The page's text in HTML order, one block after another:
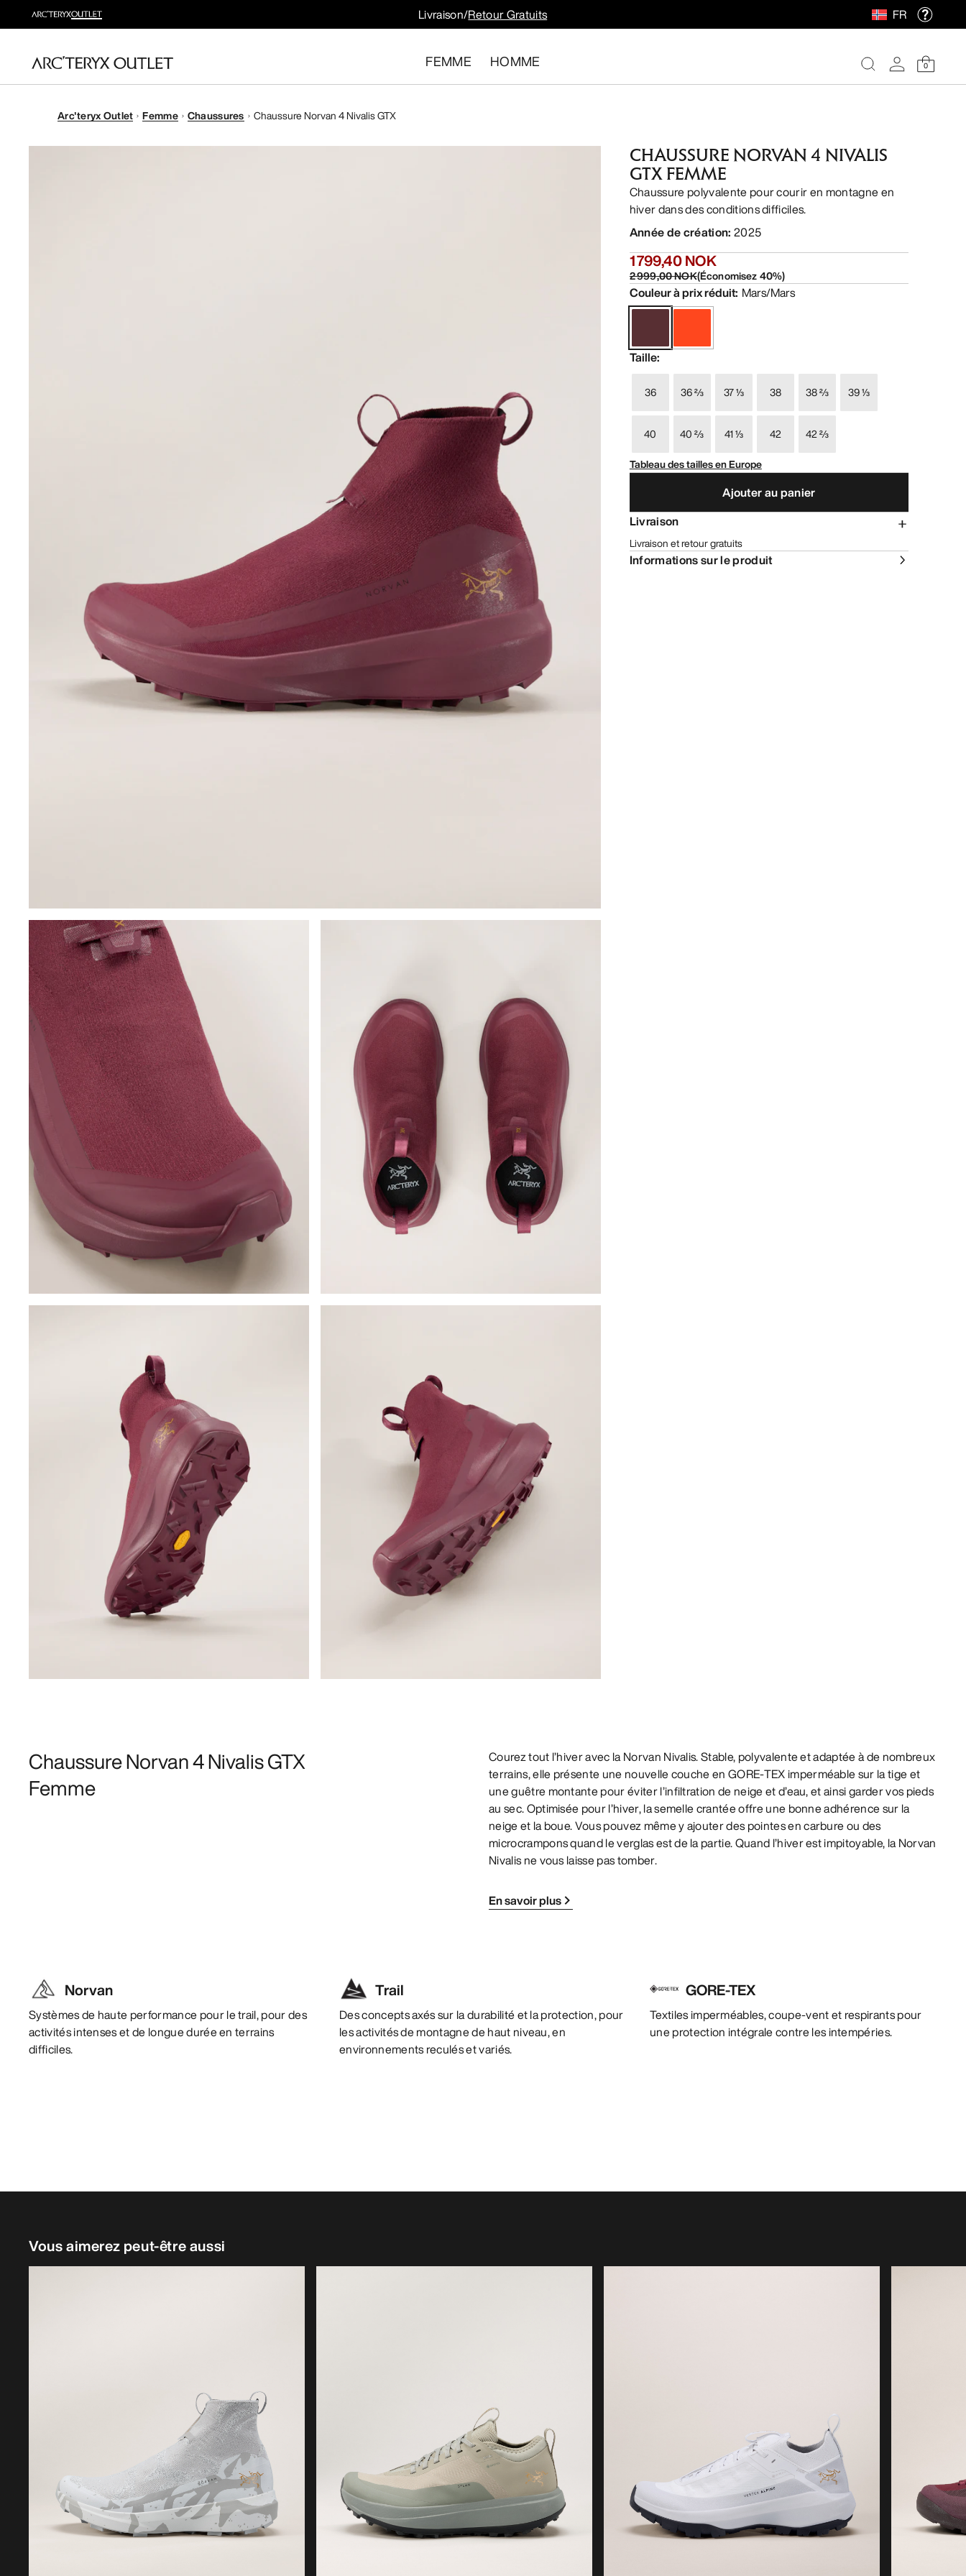
Livraison/Retour Gratuits FR
FEMME HOMME 0
Arc'teryx Outlet Femme Chaussures Chaussure Norvan 4 Nivalis GTX
CHAUSSURE NORVAN 4 NIVALIS
GTX FEMME
Chaussure polyvalente pour courir en montagne en
hiver dans des conditions difficiles.
Année de création: 2025
1 799,40 NOK
2 999,00 NOK(Économisez40%)
Couleur à prix réduit: Mars/Mars
Taille:
36 36 ⅔ 37 ⅓ 38 38 ⅔ 39 ⅓
40 40 ⅔ 41 ⅓ 42
42 ⅔
Tableau des tailles en Europe
Ajouter au panier
Livraison
Livraison et retour gratuits
Informations sur le produit
Chaussure Norvan 4 Nivalis GTX
Femme
Courez tout l’hiver avec la Norvan Nivalis. Stable, polyvalente et adaptée à de nombreux
terrains, elle présente une nouvelle couche en GORE-TEX imperméable sur la tige et
une guêtre montante pour éviter l’infiltration de neige et d’eau, et ainsi garder vos pieds
au sec. Optimisée pour l’hiver, la semelle crantée offre une bonne adhérence sur la
neige et la boue. Vous pouvez même y ajouter des pointes en carbure ou des
microcrampons quand le verglas est de la partie. Quand l’hiver est impitoyable, la Norvan
Nivalis ne vous laisse pas tomber.
En savoir plus
Norvan
Systèmes de haute performance pour le trail, pour des
activités intenses et de longue durée en terrains
difficiles.
Trail
Des concepts axés sur la durabilité et la protection, pour
les activités de montagne de haut niveau, en
environnements reculés et variés.
GORE-TEX
Textiles imperméables, coupe-vent et respirants pour
une protection intégrale contre les intempéries.
Vous aimerez peut-être aussi